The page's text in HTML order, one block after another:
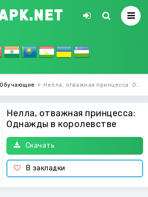
Обучающие » Нелла, отважная принцесса: Однажды в королевстве
Нелла, отважная принцесса:
Однажды в королевстве
Скачать
В закладки